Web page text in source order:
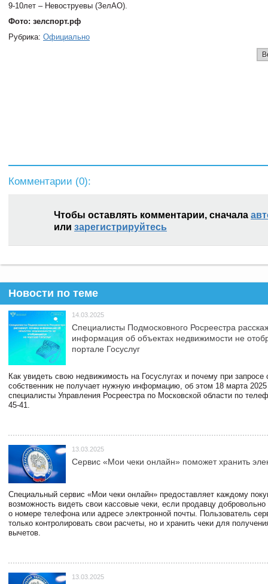
9-10лет – Невоструевы (ЗелАО).
Фото: зелспорт.рф
Рубрика: Официально
Комментарии (0):
Чтобы оставлять комментарии, сначала
или зарегистрируйтесь
Новости по теме
14.03.2025
Специалисты Подмосковного Росреестра
информация об объектах недвижимости не
портале Госуслуг
Как увидеть свою недвижимость на Госуслугах и почему при запросе
собственник не получает нужную информацию, об этом 18 марта 2025
специалисты Управления Росреестра по Московской области по
45-41.
13.03.2025
Сервис «Мои чеки онлайн» поможет хранить
Специальный сервис «Мои чеки онлайн» предоставляет каждому
возможность видеть свои кассовые чеки, если продавцу
о номере телефона или адресе электронной почты. Пользователь
только контролировать свои расчеты, но и хранить чеки для
вычетов.
13.03.2025